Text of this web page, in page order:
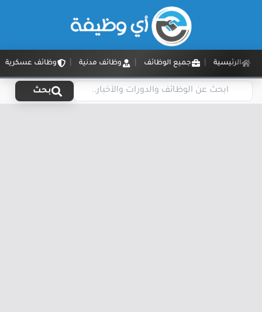
الرئيسية جميع الوظائف وظائف مدنية وظائف عسكرية
بحث